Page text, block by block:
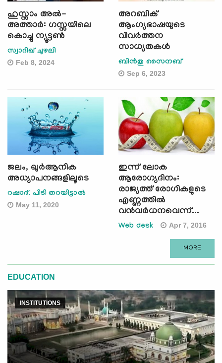
ഹുസ്സാം അൽ-
അത്താർ: ഗസ്സയിലെ
കൊച്ചു ന്യൂട്ടണ്‍
സ്വാദിഖ് ചുഴലി
Feb 8, 2024
അറബിക്
ആംഗ്യഭാഷയുടെ
വിവർത്തന
സാധ്യതകൾ
ബിൻതു സൈനബ്
Sep 6, 2023
ജലം, ഖുര്‍ആനിക
അധ്യാപനങ്ങളിലൂടെ
റഷാദ്. പിടി തറയിട്ടാല്‍
May 11, 2020
ഇന്ന് ലോക
ആരോഗ്യദിനം:
രാജ്യത്ത് രോഗികളുടെ
എണ്ണത്തില്‍
വന്‍വര്‍ധനവെന്ന്...
Web desk Apr 7, 2016
MORE
EDUCATION
INSTITUTIONS